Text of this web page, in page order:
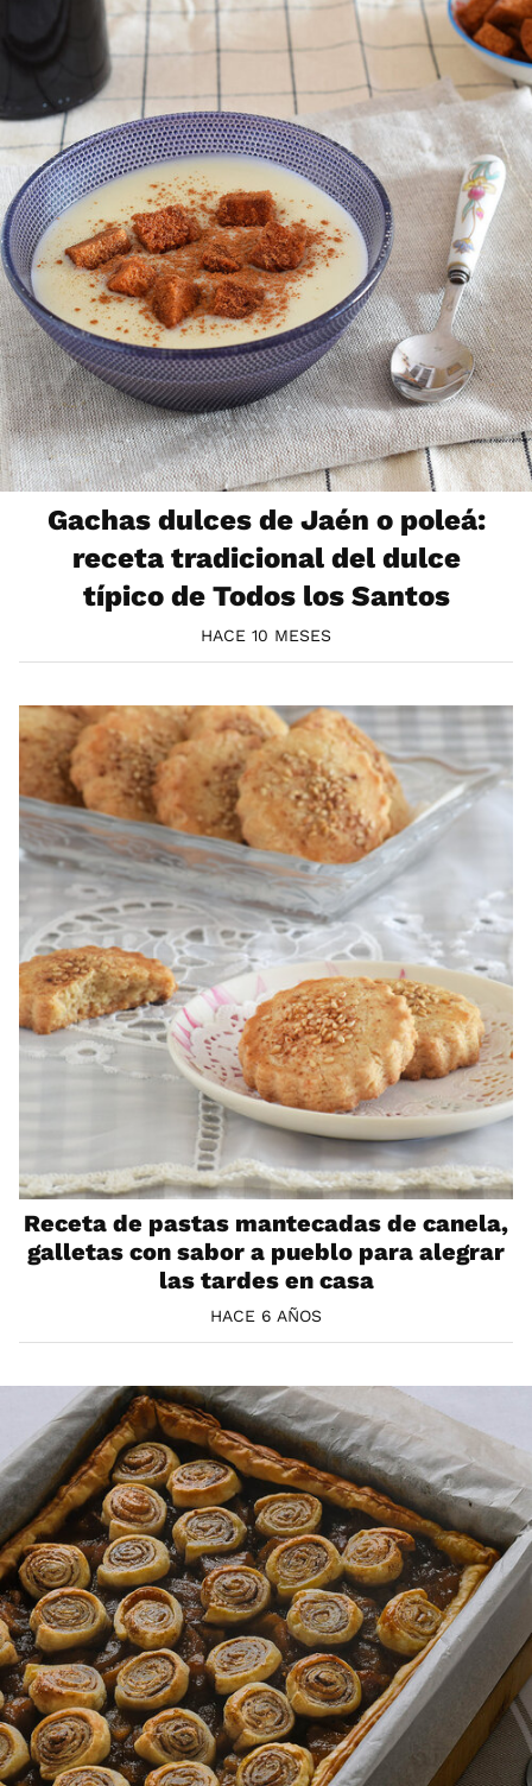
Gachas dulces de Jaén o poleá:
receta tradicional del dulce
típico de Todos los Santos
HACE 10 MESES
Receta de pastas mantecadas de canela,
galletas con sabor a pueblo para alegrar
las tardes en casa
HACE 6 AÑOS